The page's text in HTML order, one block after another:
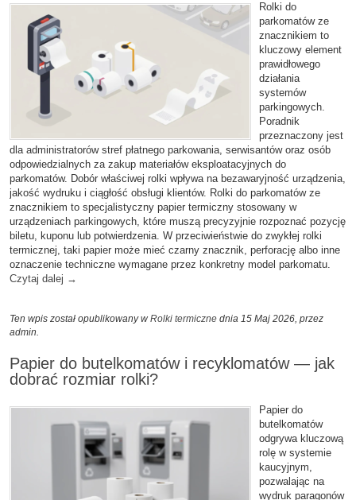
Rolki do
parkomatów ze
znacznikiem to
kluczowy element
prawidłowego
działania
systemów
parkingowych.
Poradnik
przeznaczony jest
dla administratorów stref płatnego parkowania, serwisantów oraz osób
odpowiedzialnych za zakup materiałów eksploatacyjnych do
parkomatów. Dobór właściwej rolki wpływa na bezawaryjność urządzenia,
jakość wydruku i ciągłość obsługi klientów. Rolki do parkomatów ze
znacznikiem to specjalistyczny papier termiczny stosowany w
urządzeniach parkingowych, które muszą precyzyjnie rozpoznać pozycję
biletu, kuponu lub potwierdzenia. W przeciwieństwie do zwykłej rolki
termicznej, taki papier może mieć czarny znacznik, perforację albo inne
oznaczenie techniczne wymagane przez konkretny model parkomatu.
Czytaj dalej →
Ten wpis został opublikowany w Rolki termiczne dnia 15 Maj 2026, przez
admin.
Papier do butelkomatów i recyklomatów — jak
dobrać rozmiar rolki?
Papier do
butelkomatów
odgrywa kluczową
rolę w systemie
kaucyjnym,
pozwalając na
wydruk paragonów